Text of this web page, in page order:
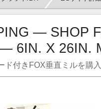
— SHOP
6IN. X 26IN.
ド付きFOX垂直ミルを購